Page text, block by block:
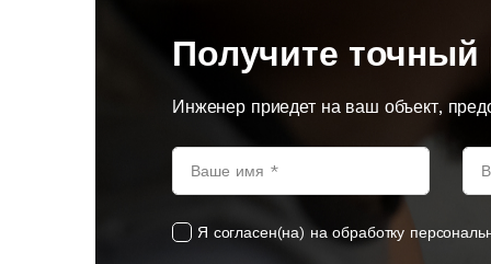
Получите точный
Инженер приедет на ваш объект,
Я согласен(на) на обработку